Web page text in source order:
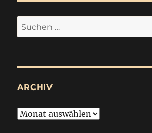
Suchen
nach:
ARCHIV
Archiv